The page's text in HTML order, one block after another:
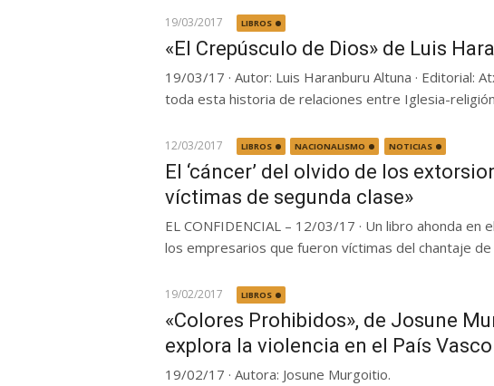
19/03/2017 LIBROS
«El Crepúsculo de Dios» de Luis
19/03/17 · Autor: Luis Haranburu Altuna · Editorial:
toda esta historia de relaciones entre Iglesia-
12/03/2017 LIBROS NACIONALISMO NOTICIAS
El ‘cáncer’ del olvido de los
víctimas de segunda clase»
EL CONFIDENCIAL – 12/03/17 · Un libro ahonda
los empresarios que fueron víctimas del chantaje
19/02/2017 LIBROS
«Colores Prohibidos», de Josune
explora la violencia en el País
19/02/17 · Autora: Josune Murgoitio.